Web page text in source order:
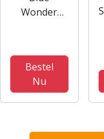
Wonder
stuks
Bestel
Nu